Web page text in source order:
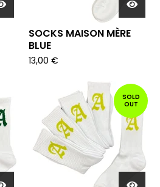
SOCKS MAISON MÈRE
BLUE
13,00 €
SOLD
OUT